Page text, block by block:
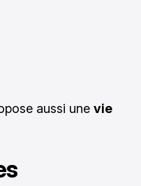
aussi une vie